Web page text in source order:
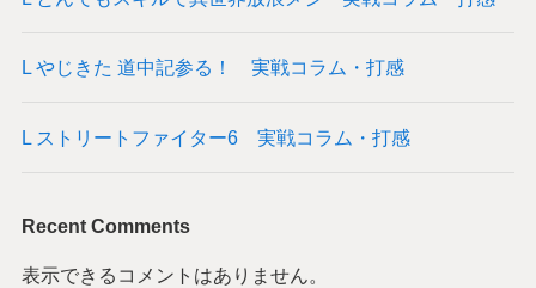
L やじきた 道中記参る！ 実戦コラム・打感
L ストリートファイター6 実戦コラム・打感
Recent Comments
表示できるコメントはありません。